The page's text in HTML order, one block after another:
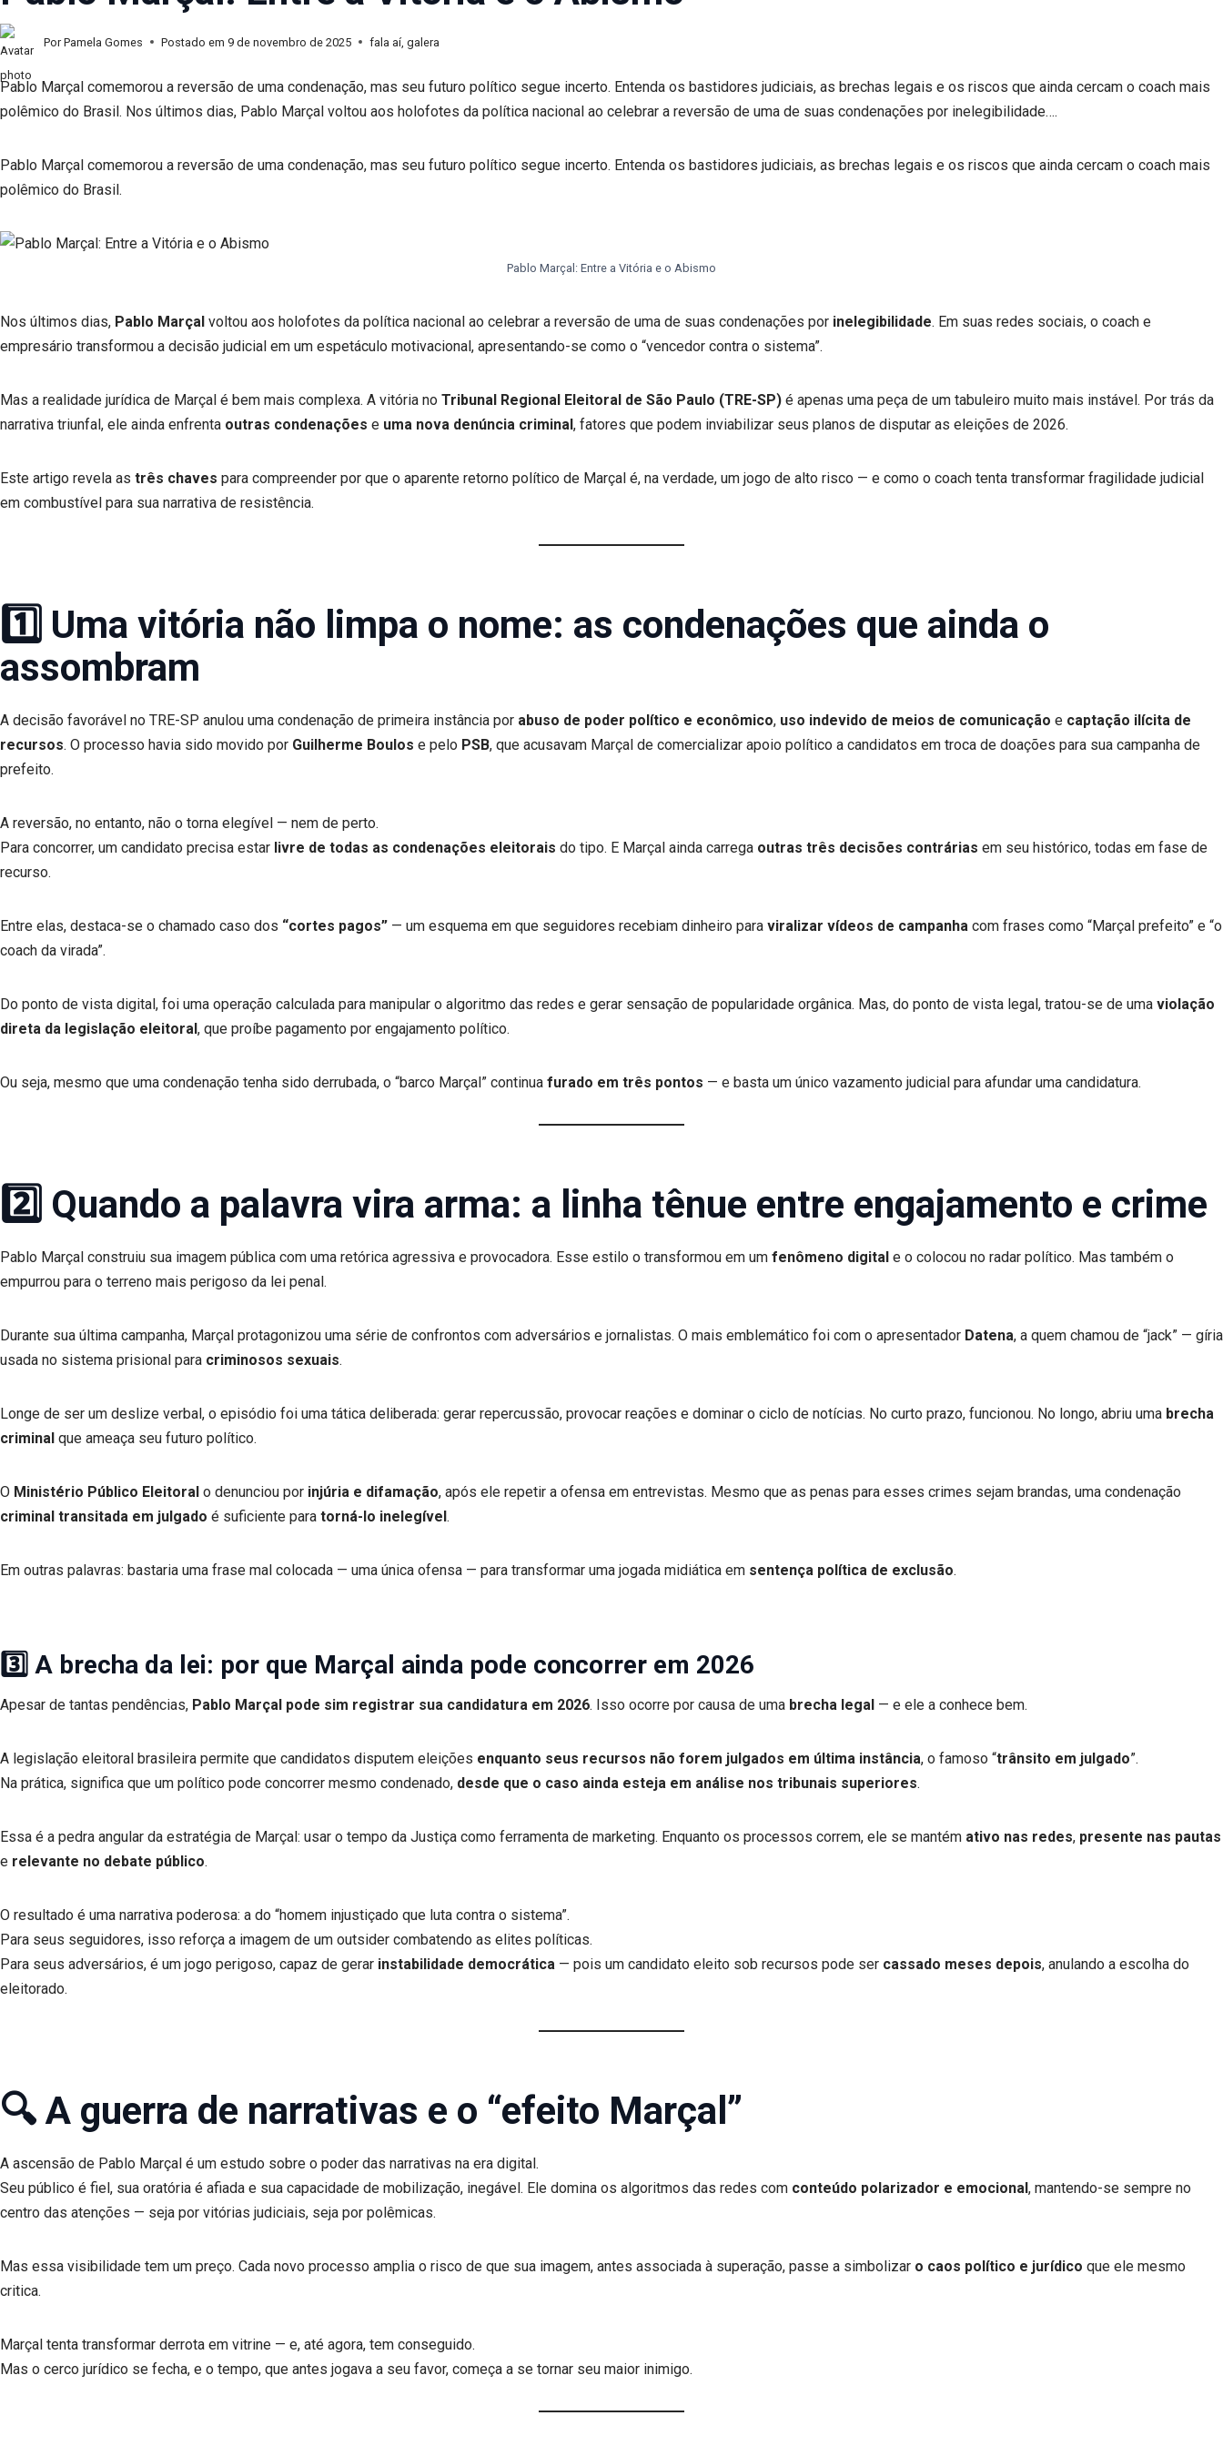
Por Pamela Gomes Postado em 9 de novembro de 2025 fala aí, galera
Pablo Marçal comemorou a reversão de uma condenação, mas seu futuro político segue incerto. Entenda os bastidores judiciais, as brechas legais e os riscos que ainda cercam o coach mais
polêmico do Brasil. Nos últimos dias, Pablo Marçal voltou aos holofotes da política nacional ao celebrar a reversão de uma de suas condenações por inelegibilidade….
Pablo Marçal comemorou a reversão de uma condenação, mas seu futuro político segue incerto. Entenda os bastidores judiciais, as brechas legais e os riscos que ainda cercam o coach mais
polêmico do Brasil.
Pablo Marçal: Entre a Vitória e o Abismo
Nos últimos dias, Pablo Marçal voltou aos holofotes da política nacional ao celebrar a reversão de uma de suas condenações por inelegibilidade. Em suas redes sociais, o coach e
empresário transformou a decisão judicial em um espetáculo motivacional, apresentando-se como o “vencedor contra o sistema”.
Mas a realidade jurídica de Marçal é bem mais complexa. A vitória no Tribunal Regional Eleitoral de São Paulo (TRE-SP) é apenas uma peça de um tabuleiro muito mais instável. Por trás da
narrativa triunfal, ele ainda enfrenta outras condenações e uma nova denúncia criminal , fatores que podem inviabilizar seus planos de disputar as eleições de 2026.
Este artigo revela as três chaves para compreender por que o aparente retorno político de Marçal é, na verdade, um jogo de alto risco — e como o coach tenta transformar fragilidade judicial
em combustível para sua narrativa de resistência.
1️⃣ Uma vitória não limpa o nome: as condenações que ainda o
assombram
A decisão favorável no TRE-SP anulou uma condenação de primeira instância por abuso de poder político e econômico, uso indevido de meios de comunicação e captação ilícita de
recursos. O processo havia sido movido por Guilherme Boulos e pelo PSB, que acusavam Marçal de comercializar apoio político a candidatos em troca de doações para sua campanha de
prefeito.
A reversão, no entanto, não o torna elegível — nem de perto.
Para concorrer, um candidato precisa estar livre de todas as condenações eleitorais do tipo. E Marçal ainda carrega outras três decisões contrárias em seu histórico, todas em fase de
recurso.
Entre elas, destaca-se o chamado caso dos “cortes pagos” — um esquema em que seguidores recebiam dinheiro para viralizar vídeos de campanha com frases como “Marçal prefeito” e “o
coach da virada”.
Do ponto de vista digital, foi uma operação calculada para manipular o algoritmo das redes e gerar sensação de popularidade orgânica. Mas, do ponto de vista legal, tratou-se de uma violação
direta da legislação eleitoral , que proíbe pagamento por engajamento político.
Ou seja, mesmo que uma condenação tenha sido derrubada, o “barco Marçal” continua furado em três pontos — e basta um único vazamento judicial para afundar uma candidatura.
2️⃣ Quando a palavra vira arma: a linha tênue entre engajamento e crime
Pablo Marçal construiu sua imagem pública com uma retórica agressiva e provocadora. Esse estilo o transformou em um fenômeno digital e o colocou no radar político. Mas também o
empurrou para o terreno mais perigoso da lei penal.
Durante sua última campanha, Marçal protagonizou uma série de confrontos com adversários e jornalistas. O mais emblemático foi com o apresentador Datena, a quem chamou de “jack” — gíria
usada no sistema prisional para criminosos sexuais.
Longe de ser um deslize verbal, o episódio foi uma tática deliberada: gerar repercussão, provocar reações e dominar o ciclo de notícias. No curto prazo, funcionou. No longo, abriu uma brecha
criminal que ameaça seu futuro político.
O Ministério Público Eleitoral o denunciou por injúria e difamação, após ele repetir a ofensa em entrevistas. Mesmo que as penas para esses crimes sejam brandas, uma condenação
criminal transitada em julgado é suficiente para torná-lo inelegível .
Em outras palavras: bastaria uma frase mal colocada — uma única ofensa — para transformar uma jogada midiática em sentença política de exclusão.
3️⃣ A brecha da lei: por que Marçal ainda pode concorrer em 2026
Apesar de tantas pendências, Pablo Marçal pode sim registrar sua candidatura em 2026. Isso ocorre por causa de uma brecha legal — e ele a conhece bem.
A legislação eleitoral brasileira permite que candidatos disputem eleições enquanto seus recursos não forem julgados em última instância, o famoso “trânsito em julgado”.
Na prática, significa que um político pode concorrer mesmo condenado, desde que o caso ainda esteja em análise nos tribunais superiores.
Essa é a pedra angular da estratégia de Marçal: usar o tempo da Justiça como ferramenta de marketing. Enquanto os processos correm, ele se mantém ativo nas redes, presente nas pautas
e relevante no debate público.
O resultado é uma narrativa poderosa: a do “homem injustiçado que luta contra o sistema”.
Para seus seguidores, isso reforça a imagem de um outsider combatendo as elites políticas.
Para seus adversários, é um jogo perigoso, capaz de gerar instabilidade democrática — pois um candidato eleito sob recursos pode ser cassado meses depois, anulando a escolha do
eleitorado.
🔍 A guerra de narrativas e o “efeito Marçal”
A ascensão de Pablo Marçal é um estudo sobre o poder das narrativas na era digital.
Seu público é fiel, sua oratória é afiada e sua capacidade de mobilização, inegável. Ele domina os algoritmos das redes com conteúdo polarizador e emocional , mantendo-se sempre no
centro das atenções — seja por vitórias judiciais, seja por polêmicas.
Mas essa visibilidade tem um preço. Cada novo processo amplia o risco de que sua imagem, antes associada à superação, passe a simbolizar o caos político e jurídico que ele mesmo
critica.
Marçal tenta transformar derrota em vitrine — e, até agora, tem conseguido.
Mas o cerco jurídico se fecha, e o tempo, que antes jogava a seu favor, começa a se tornar seu maior inimigo.